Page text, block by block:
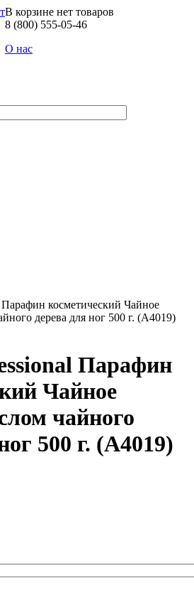
В корзине нет товаров
8 (800) 555-05-46
О нас
косметический Чайное
дерева для ног 500 г. (А4019)
Парафин
Чайное
чайного
500 г. (А4019)